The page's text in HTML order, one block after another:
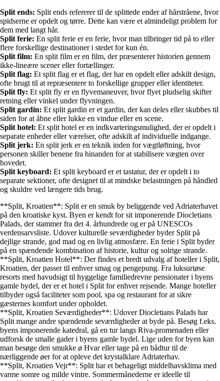
Split ends: Split ends refererer til de splittede ender af hårstråene, hvor
spidserne er opdelt og tørre. Dette kan være et almindeligt problem for
dem med langt hår.
Split ferie: En split ferie er en ferie, hvor man tilbringer tid på to eller
flere forskellige destinationer i stedet for kun én.
Split film: En split film er en film, der præsenterer historien gennem
ikke-lineære scener eller fortællinger.
Split flag: Et split flag er et flag, der har en opdelt eller adskilt design,
ofte brugt til at repræsentere to forskellige grupper eller identiteter.
Split fly: Et split fly er en flyvemaneuver, hvor flyet pludselig skifter
retning eller vinkel under flyvningen.
Split gardin: Et split gardin er et gardin, der kan deles eller skubbes til
siden for at åbne eller lukke en vindue eller en scene.
Split hotel: Et split hotel er en indkvarteringsmulighed, der er opdelt i
separate enheder eller værelser, ofte adskilt af individuelle indgange.
Split jerk: En split jerk er en teknik inden for vægtløftning, hvor
personen skiller benene fra hinanden for at stabilisere vægten over
hovedet.
Split keyboard: Et split keyboard er et tastatur, der er opdelt i to
separate sektioner, ofte designet til at mindske belastningen på håndled
og skuldre ved længere tids brug.
**Split, Kroatien**: Split er en smuk by beliggende ved Adriaterhavet
på den kroatiske kyst. Byen er kendt for sit imponerende Diocletians
Palads, der stammer fra det 4. århundrede og er på UNESCOs
verdensarvsliste. Udover kulturelle seværdigheder byder Split på
dejlige strande, god mad og en livlig atmosfære. En ferie i Split byder
på en spændende kombination af historie, kultur og solrige strande.
**Split, Kroatien Hotel**: Der findes et bredt udvalg af hoteller i Split,
Kroatien, der passer til enhver smag og pengepung. Fra luksuriøse
resorts med havudsigt til hyggelige familiedrevne pensionater i byens
gamle bydel, der er et hotel i Split for enhver rejsende. Mange hoteller
tilbyder også faciliteter som pool, spa og restaurant for at sikre
gæsternes komfort under opholdet.
**Split, Kroatien Seværdigheder**: Udover Diocletians Palads har
Split mange andre spændende seværdigheder at byde på. Besøg f.eks.
byens imponerende katedral, gå en tur langs Riva-promenaden eller
udforsk de smalle gader i byens gamle bydel. Lige uden for byen kan
man besøge den smukke ø Hvar eller tage på en bådtur til de
nærliggende øer for at opleve det krystalklare Adriaterhav.
**Split, Kroatien Vejr**: Split har et behageligt middelhavsklima med
varme somre og milde vintre. Sommermånederne er ideelle til